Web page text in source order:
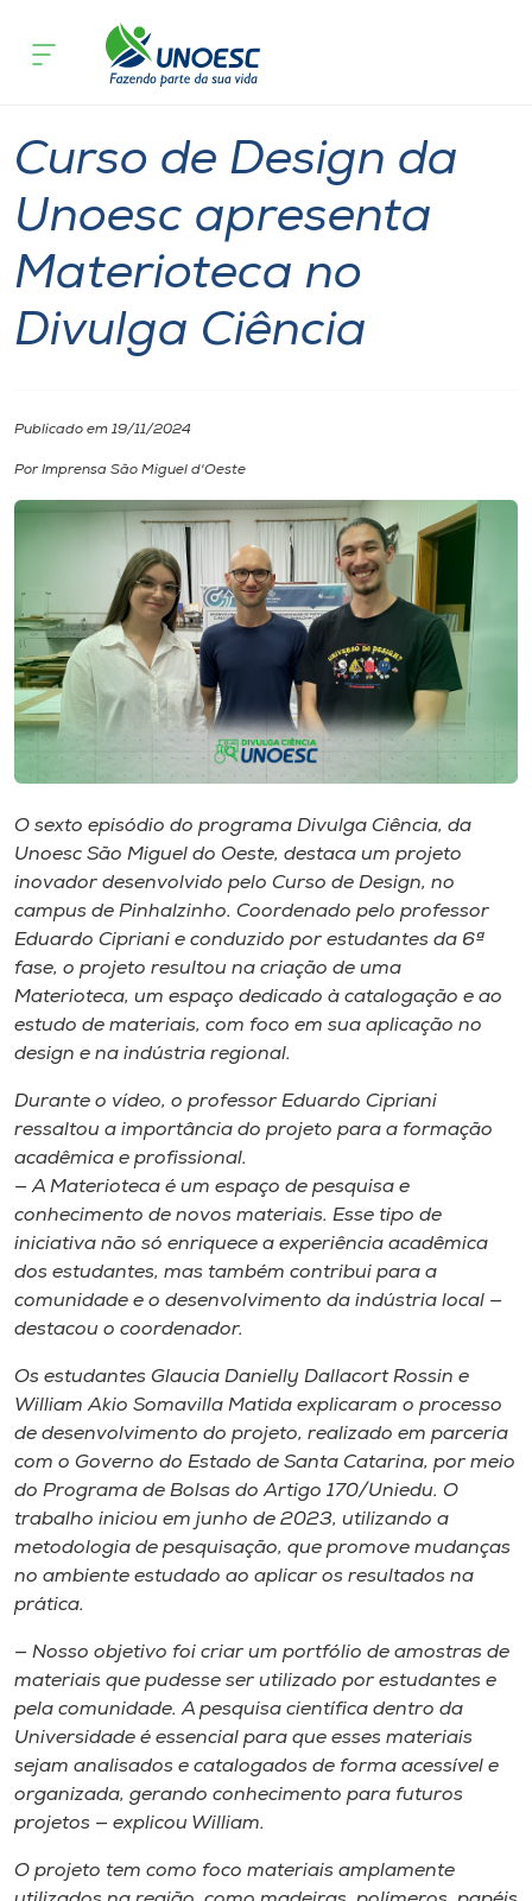
Cursos
Pesquisa
Atendimento ao Estudante
Portal de Ensino
Internacionalização
Diplomados
Cultura
Biblioteca
Editora
Rádio
Unoesc
Store
Selecione
o idioma
A+
A-
acontece
Curso de Design da
Unoesc apresenta
Materioteca no
Divulga Ciência
Publicado em 19/11/2024
Por Imprensa São Miguel d'Oeste
O sexto episódio do programa Divulga Ciência, da
Unoesc São Miguel do Oeste, destaca um projeto
inovador desenvolvido pelo Curso de Design, no
campus de Pinhalzinho. Coordenado pelo professor
Eduardo Cipriani e conduzido por estudantes da 6ª
fase, o projeto resultou na criação de uma
Materioteca, um espaço dedicado à catalogação e ao
estudo de materiais, com foco em sua aplicação no
design e na indústria regional.
Durante o vídeo, o professor Eduardo Cipriani
ressaltou a importância do projeto para a formação
acadêmica e profissional.
— A Materioteca é um espaço de pesquisa e
conhecimento de novos materiais. Esse tipo de
iniciativa não só enriquece a experiência acadêmica
dos estudantes, mas também contribui para a
comunidade e o desenvolvimento da indústria local —
destacou o coordenador.
Os estudantes Glaucia Danielly Dallacort Rossin e
William Akio Somavilla Matida explicaram o processo
de desenvolvimento do projeto, realizado em parceria
com o Governo do Estado de Santa Catarina, por meio
do Programa de Bolsas do Artigo 170/Uniedu. O
trabalho iniciou em junho de 2023, utilizando a
metodologia de pesquisação, que promove mudanças
no ambiente estudado ao aplicar os resultados na
prática.
— Nosso objetivo foi criar um portfólio de amostras de
materiais que pudesse ser utilizado por estudantes e
pela comunidade. A pesquisa científica dentro da
Universidade é essencial para que esses materiais
sejam analisados e catalogados de forma acessível e
organizada, gerando conhecimento para futuros
projetos — explicou William.
O projeto tem como foco materiais amplamente